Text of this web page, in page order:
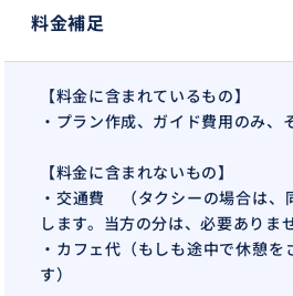
【その他注意事項】
※ 無断でのキャンセルはご遠慮くだ
※ 万が一、約束の時間を30分以上
きます。
※ 待ち合わせ（ホテル、現地に集
料金補足
【料金に含まれているもの】
・プラン作成、ガイド費用のみ、
【料金に含まれないもの】
・交通費 （タクシーの場合は、
します。当方の分は、必要ありま
・カフェ代（もしも途中で休憩
す）